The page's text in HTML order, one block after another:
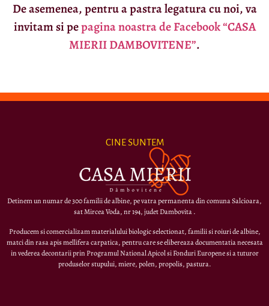
De asemenea, pentru a pastra legatura cu noi, va
invitam si pepagina noastra de Facebook “CASA
MIERII DAMBOVITENE”.
CINE SUNTEM
Detinem un numar de 300 familii de albine, pe vatra permanenta din comuna Salcioara,
sat Mircea Voda, nr 194, judet Dambovita .
Producem si comercializam materialului biologic selectionat, familii si roiuri de albine,
matci din rasa apis mellifera carpatica, pentru care se elibereaza documentatia necesata
in vederea decontarii prin Programul National Apicol si Fonduri Europene si a tuturor
produselor stupului, miere, polen, propolis, pastura.